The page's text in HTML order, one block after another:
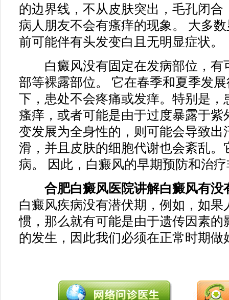
的边界线，不从皮肤突出，毛孔闭合
病人朋友不会有瘙痒的现象。 大多
前可能伴有头发变白且无明显症状。
白癜风没有固定在发病部位，有
部等裸露部位。 它在春季和夏季发
下，患处不会疼痛或发痒。特别是，
瘙痒，或者可能是由于过度暴露于紫
变发展为全身性的，则可能会导致出
滑，并且皮肤的细胞代谢也会紊乱。
病。 因此，白癜风的早期预防和治
合肥白癜风医院讲解白癜风有没
白癜风疾病没有潜伏期，例如，如果
惯，那么就有可能是由于遗传因素的
的发生，因此我们必须在正常时期做